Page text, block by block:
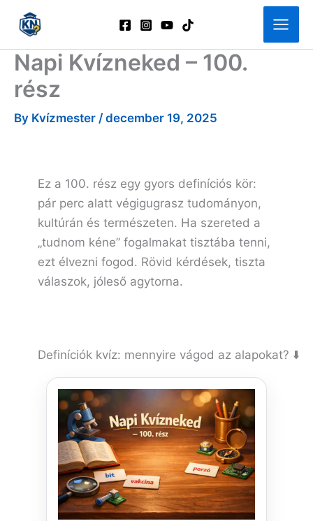
content
Napi Kvízneked – 100.
rész
By Kvízmester / december 19, 2025
Ez a 100. rész egy gyors definíciós kör:
pár perc alatt végigugrasz tudományon,
kultúrán és természeten. Ha szereted a
„tudnom kéne” fogalmakat tisztába tenni,
ezt élvezni fogod. Rövid kérdések, tiszta
válaszok, jóleső agytorna.
Definíciók kvíz: mennyire vágod az alapokat? ⬇️